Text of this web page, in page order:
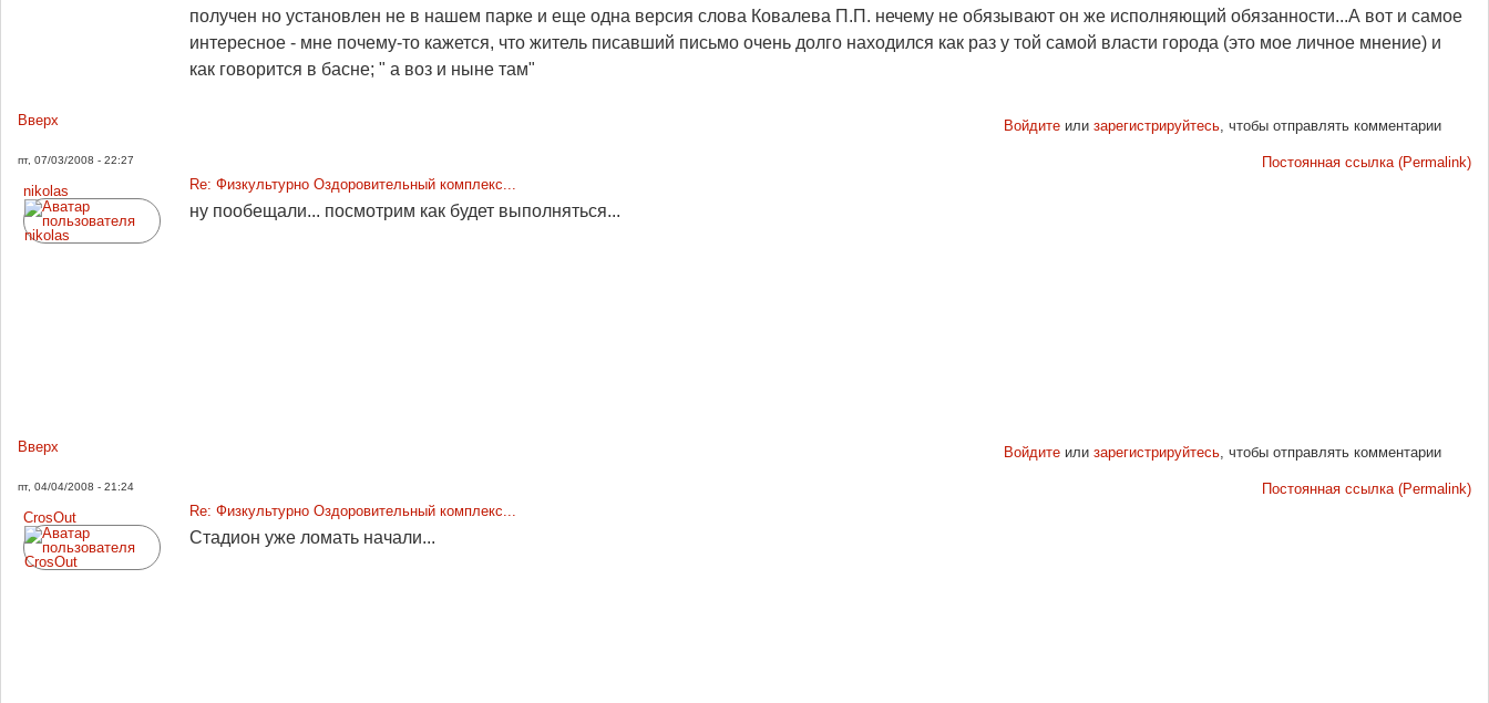
получен но установлен не в нашем парке и еще одна версия слова Ковалева П.П. нечему не обязывают он же исполняющий обязанности...А вот и самое
интересное - мне почему-то кажется, что житель писавший письмо очень долго находился как раз у той самой власти города (это мое личное мнение) и
как говорится в басне; " а воз и ныне там"
Вверх Войдитеили зарегистрируйтесь, чтобы отправлять комментарии
пт, 07/03/2008 - 22:27
Постоянная ссылка (Permalink)
nikolas
Re: Физкультурно Оздоровительный комплекс...
ну пообещали... посмотрим как будет выполняться...
Вверх Войдитеили зарегистрируйтесь, чтобы отправлять комментарии
пт, 04/04/2008 - 21:24
Постоянная ссылка (Permalink)
CrosOut
Re: Физкультурно Оздоровительный комплекс...
Стадион уже ломать начали...